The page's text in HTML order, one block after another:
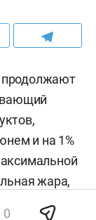
продолжают
и на 1%
жара,
рынках и
0